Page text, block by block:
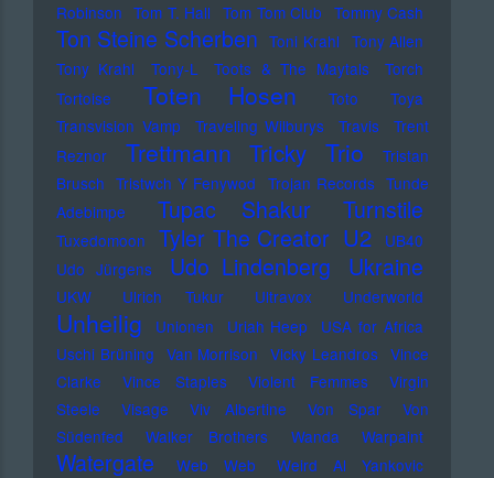
Robinson Tom T. Hall Tom Tom Club Tommy Cash
Ton Steine Scherben Toni Krahl Tony Allen
Tony Krahl
Tony-L Toots & The Maytals
Torch
Tortoise
Toten Hosen Toto
Toya
Transvision Vamp
Traveling Wilburys Travis
Trent
Reznor
Trettmann Tricky Trio
Tristan
Brusch Tristwch Y Fenywod Trojan Records Tunde
Adebimpe
Tupac Shakur Turnstile
Tuxedomoon Tyler The Creator U2
UB40
Udo Jürgens
Udo Lindenberg Ukraine
UKW Ulrich Tukur Ultravox Underworld
Unheilig Unionen Uriah Heep
USA for Africa
Uschi Brüning Van Morrison Vicky Leandros Vince
Clarke
Vince Staples Violent Femmes
Virgin
Steele
Visage Viv Albertine Von Spar
Von
Südenfed
Walker Brothers Wanda Warpaint
Watergate Web Web Weird Al Yankovic